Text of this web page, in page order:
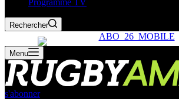
Programme TV
Rechercher
Menu
s'abonner